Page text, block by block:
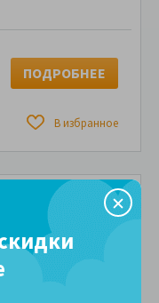
В избранное
ПОДРОБНЕЕ